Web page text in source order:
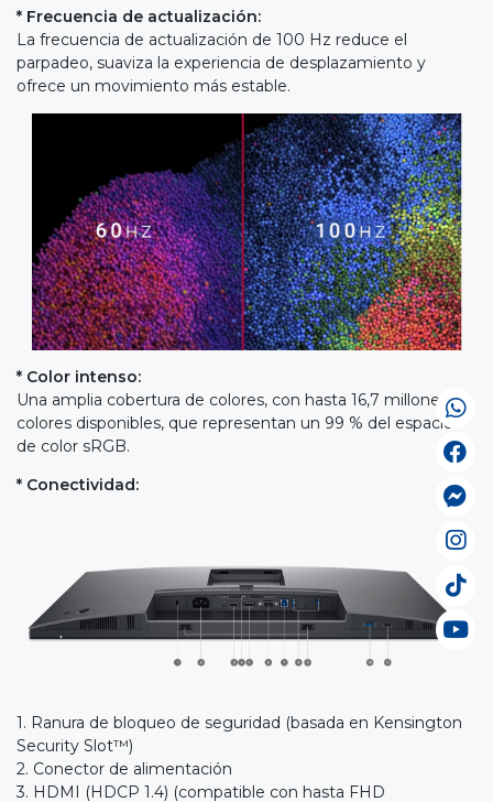
* Frecuencia de actualización:
La frecuencia de actualización de 100 Hz reduce el
parpadeo, suaviza la experiencia de desplazamiento y
ofrece un movimiento más estable.
* Color intenso:
Una amplia cobertura de colores, con hasta 16,7 millones de
colores disponibles, que representan un 99 % del espacio
de color sRGB.
* Conectividad:
1. Ranura de bloqueo de seguridad (basada en Kensington
Security Slot™)
2. Conector de alimentación
3. HDMI (HDCP 1.4) (compatible con hasta FHD